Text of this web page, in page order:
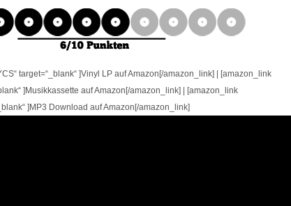
target=“_blank“ ]Vinyl LP auf Amazon[/amazon_link] | [amazon_link
]Musikkassette auf Amazon[/amazon_link] | [amazon_link
]MP3 Download auf Amazon[/amazon_link]